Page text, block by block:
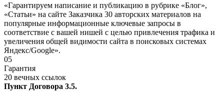
«Гарантируем написание и публикацию в рубрике «Блог»,
«Статьи» на сайте Заказчика 30 авторских материалов на
популярные информационные ключевые запросы в
соответствие с вашей нишей с целью привлечения трафика и
увеличения общей видимости сайта в поисковых системах
Яндекс/Google».
05
Гарантия
20 вечных ссылок
Пункт Договора 3.5.